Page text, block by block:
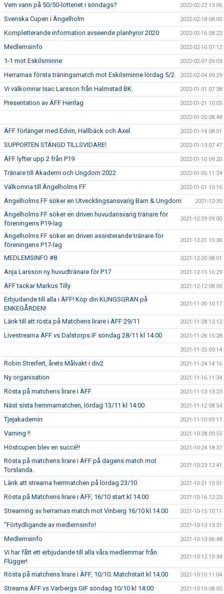
Vem vann på 50/50-lotteriet i söndags? 2022-02-22 13:06
Svenska Cupen i Ängelholm 2022-02-18 08:00
Kompletterande information avseende planhyror 2020 2022-02-16 08:22
Medlemsinfo 2022-02-10 07:12
1-1 mot Eskilsminne 2022-02-07 09:03
Herrarnas första träningsmatch mot Eskilsminne lördag 5/2 2022-02-04 09:29
Vi välkomnar Isac Larsson från Halmstad BK. 2022-01-31 07:38
Presentation av ÄFF Herrlag 2022-01-21 10:05
2022-01-20 08:48
ÄFF förlänger med Edvin, Hallbäck och Axel 2022-01-14 08:01
SUPPORTEN STÄNGD TILLSVIDARE! 2022-01-13 07:47
ÄFF lyfter upp 2 från P19 2022-01-10 09:20
Tränare till Akademi och Ungdom 2022 2022-01-05 11:24
Välkomna till Ängelholms FF 2022-01-01 10:16
Ängelholms FF söker en Utvecklingsansvarig Barn & Ungdom 2021-12-30
Ängelholms FF söker en driven huvudansvarig tränare för
föreningens P19-lag
2021-12-29 09:00
Ängelholms FF söker en driven assisterande tränare för
föreningens P17-lag
2021-12-21 15:30
MEDLEMSINFO #8 2021-12-20 08:01
Anja Larsson ny huvudtränare för P17 2021-12-15 16:29
ÄFF tackar Markus Tilly 2021-12-12 08:00
Erbjudande till alla i ÄFF! Köp din KUNGSGRAN på
ENKEGÅRDEN!
2021-11-30 10:17
Länk till att rösta på Matchens lirare i ÄFF 29/11 2021-11-28 12:12
Livestreama ÄFF vs Dalstorps IF söndag 28/11 kl 14.00 2021-11-26 15:28
2021-11-25 09:14
Robin Streifert, årets Målvakt i div2 2021-11-24 14:16
Ny organisation 2021-11-16 11:34
Rösta på matchens lirare i ÄFF 2021-11-13 13:23
Näst sista hemmamatchen, lördag 13/11 kl 14:00 2021-11-12 08:54
Tjejakademin 2021-11-10 09:17
Varning !! 2021-10-28 09:55
Höstcupen blev en succé!! 2021-10-24 18:37
Rösta på matchens lirare i ÄFF på dagens match mot
Torslanda.
2021-10-23 12:41
Länk att streama herrmatchen på lördag 23/10 2021-10-21 10:51
Rösta på Matchens lirare i ÄFF, 16/10 start kl 14.00 2021-10-16 12:23
Streaming av herrarnas match mot Vinberg 16/10 kl 14.00 2021-10-15 10:11
”Förtydligande av medlemsinfo! 2021-10-13 13:31
Medlemsinfo 2021-10-13 06:48
Vi har fått ett erbjudande till alla våra medlemmar från
Flügger!
2021-10-12 13:34
Rösta på matchens lirare i ÄFF, 10/10. Matchstart kl 14.00 2021-10-10 11:04
Streama ÄFF vs Varbergs GIF söndag 10/10 kl 14:00 2021-10-10 08:05